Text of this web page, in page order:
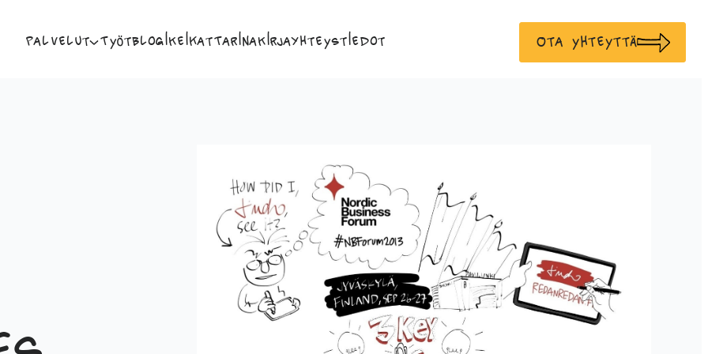
Palvelut TyötBlogiKeikatTarinaKirjaYhteystiedot Ota yhteyttä